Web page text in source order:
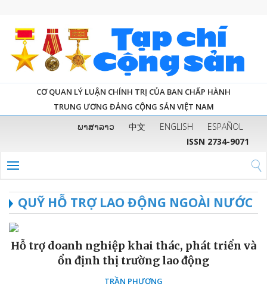
CƠ QUAN LÝ LUẬN CHÍNH TRỊ CỦA BAN CHẤP HÀNH
TRUNG ƯƠNG ĐẢNG CỘNG SẢN VIỆT NAM
ພາສາລາວ 中文 ENGLISH
ESPAÑOL
ISSN 2734-9071
QUỸ HỖ TRỢ LAO ĐỘNG NGOÀI NƯỚC
Hỗ trợ doanh nghiệp khai thác, phát triển và
ổn định thị trường lao động
TRẦN PHƯƠNG